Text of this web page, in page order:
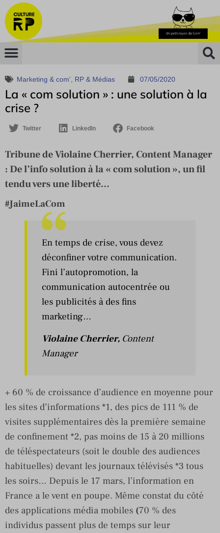
Marketing & com' RP & Médias 07/05/2020
La « com solution » : une solution à la
crise ?
Twitter LinkedIn Facebook
Tribune de Violaine Cherrier, Content Manager
: De l’info solution à la « com solution », un fil
tendu vers une liberté...
#JaimeLaCom
En temps de crise, vous devez
déconfiner votre communication.
Fini l’autopromotion, la
communication autocentrée ou
les publicités à des fins
marketing…
Violaine Cherrier, Content
Manager
+ 60 % de croissance d’audience en moyenne pour
les sites d’informations *1, des pics de 111 % de
visites supplémentaires dès la première semaine
de confinement *2, pas moins de 15 à 20 millions
de téléspectateurs (soit le double des audiences
habituelles) devant les journaux télévisés *3 tous
les soirs… Depuis le 17 mars, l’information en
France a le vent en poupe. Même constat du côté
des applications média mobiles (70 % des
individus passent plus de temps sur leur